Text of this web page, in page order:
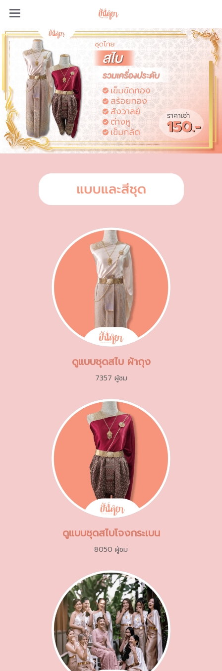
ดูแบบชุดสไบ ผ้าถุง
7357 ผู้ชม
ดูแบบชุดสไบโจงกระเบน
8050 ผู้ชม